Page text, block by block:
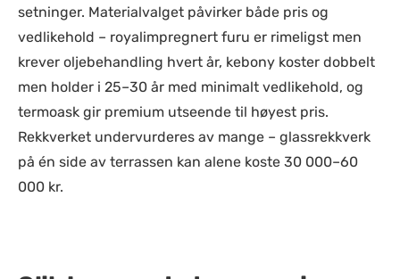
setninger. Materialvalget påvirker både pris og
vedlikehold – royalimpregnert furu er rimeligst men
krever oljebehandling hvert år, kebony koster dobbelt
men holder i 25–30 år med minimalt vedlikehold, og
termoask gir premium utseende til høyest pris.
Rekkverket undervurderes av mange – glassrekkverk
på én side av terrassen kan alene koste 30 000–60
000 kr.